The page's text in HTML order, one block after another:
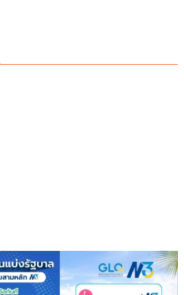
ต้นทาง